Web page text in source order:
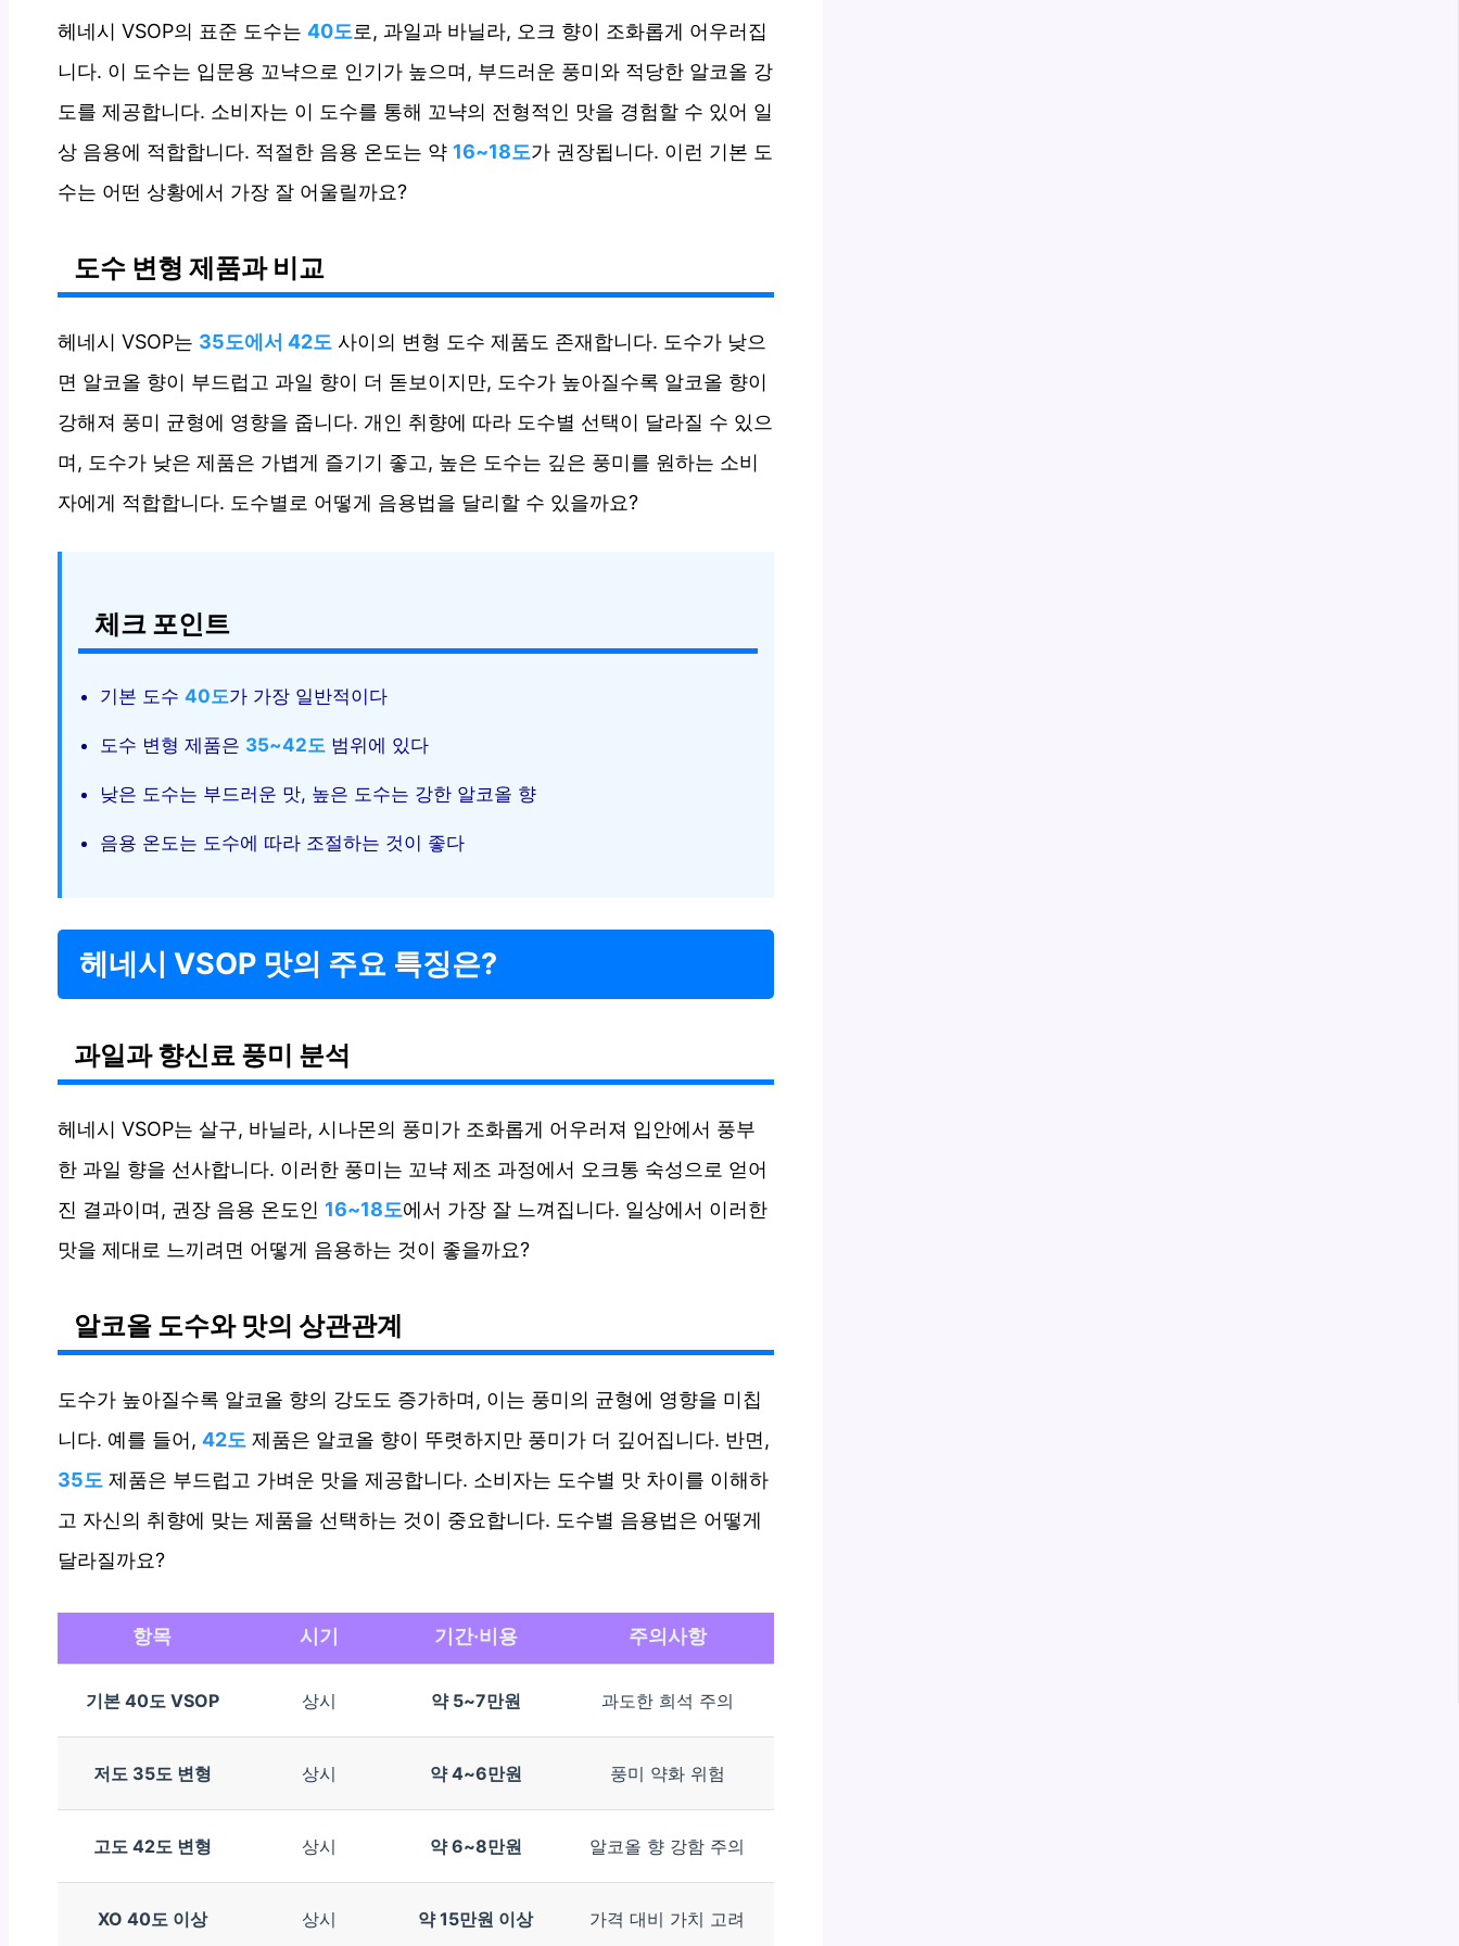
헤네시 VSOP의 표준 도수는 40도로, 과일과 바닐라, 오크 향이 조화롭게 어우러집
니다. 이 도수는 입문용 꼬냑으로 인기가 높으며, 부드러운 풍미와 적당한 알코올 강
도를 제공합니다. 소비자는 이 도수를 통해 꼬냑의 전형적인 맛을 경험할 수 있어 일
상 음용에 적합합니다. 적절한 음용 온도는 약 16~18도가 권장됩니다. 이런 기본 도
수는 어떤 상황에서 가장 잘 어울릴까요?
도수 변형 제품과 비교
헤네시 VSOP는 35도에서 42도 사이의 변형 도수 제품도 존재합니다. 도수가 낮으
면 알코올 향이 부드럽고 과일 향이 더 돋보이지만, 도수가 높아질수록 알코올 향이
강해져 풍미 균형에 영향을 줍니다. 개인 취향에 따라 도수별 선택이 달라질 수 있으
며, 도수가 낮은 제품은 가볍게 즐기기 좋고, 높은 도수는 깊은 풍미를 원하는 소비
자에게 적합합니다. 도수별로 어떻게 음용법을 달리할 수 있을까요?
체크 포인트
기본 도수 40도가 가장 일반적이다
도수 변형 제품은 35~42도 범위에 있다
낮은 도수는 부드러운 맛, 높은 도수는 강한 알코올 향
음용 온도는 도수에 따라 조절하는 것이 좋다
헤네시 VSOP 맛의 주요 특징은?
과일과 향신료 풍미 분석
헤네시 VSOP는 살구, 바닐라, 시나몬의 풍미가 조화롭게 어우러져 입안에서 풍부
한 과일 향을 선사합니다. 이러한 풍미는 꼬냑 제조 과정에서 오크통 숙성으로 얻어
진 결과이며, 권장 음용 온도인 16~18도에서 가장 잘 느껴집니다. 일상에서 이러한
맛을 제대로 느끼려면 어떻게 음용하는 것이 좋을까요?
알코올 도수와 맛의 상관관계
도수가 높아질수록 알코올 향의 강도도 증가하며, 이는 풍미의 균형에 영향을 미칩
니다. 예를 들어, 42도 제품은 알코올 향이 뚜렷하지만 풍미가 더 깊어집니다. 반면,
35도 제품은 부드럽고 가벼운 맛을 제공합니다. 소비자는 도수별 맛 차이를 이해하
고 자신의 취향에 맞는 제품을 선택하는 것이 중요합니다. 도수별 음용법은 어떻게
달라질까요?
항목 시기 기간·비용 주의사항
기본 40도 VSOP 상시 약 5~7만원 과도한 희석 주의
저도 35도 변형 상시 약 4~6만원 풍미 약화 위험
고도 42도 변형 상시 약 6~8만원 알코올 향 강함 주의
XO 40도 이상 상시 약 15만원 이상 가격 대비 가치 고려